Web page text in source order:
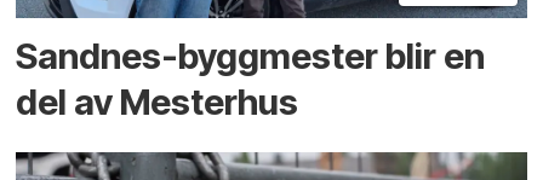
Sandnes-byggmester blir en
del av Mesterhus